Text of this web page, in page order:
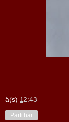
à(s) 12:43
Partilhar